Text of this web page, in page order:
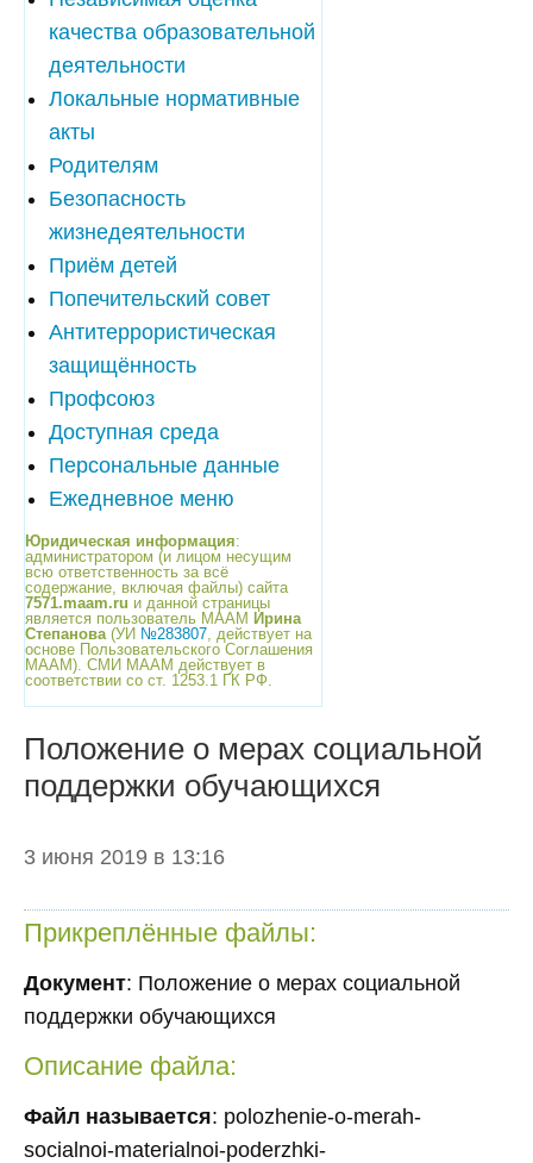
качества образовательной
деятельности
Локальные нормативные
акты
Родителям
Безопасность
жизнедеятельности
Приём детей
Попечительский совет
Антитеррористическая
защищённость
Профсоюз
Доступная среда
Персональные данные
Ежедневное меню
Юридическая информация:
администратором (и лицом несущим
всю ответственность за всё
содержание, включая файлы) сайта
7571.maam.ru и данной страницы
является пользователь МААМ Ирина
Степанова(УИ №283807, действует на
основе Пользовательского Соглашения
МААМ). СМИ МААМ действует в
соответствии со ст. 1253.1 ГК РФ.
Положение о мерах социальной
поддержки обучающихся
3 июня 2019 в 13:16
Прикреплённые файлы:
Документ: Положение о мерах социальной
поддержки обучающихся
Описание файла:
Файл называется: polozhenie-o-merah-
socialnoi-materialnoi-poderzhki-